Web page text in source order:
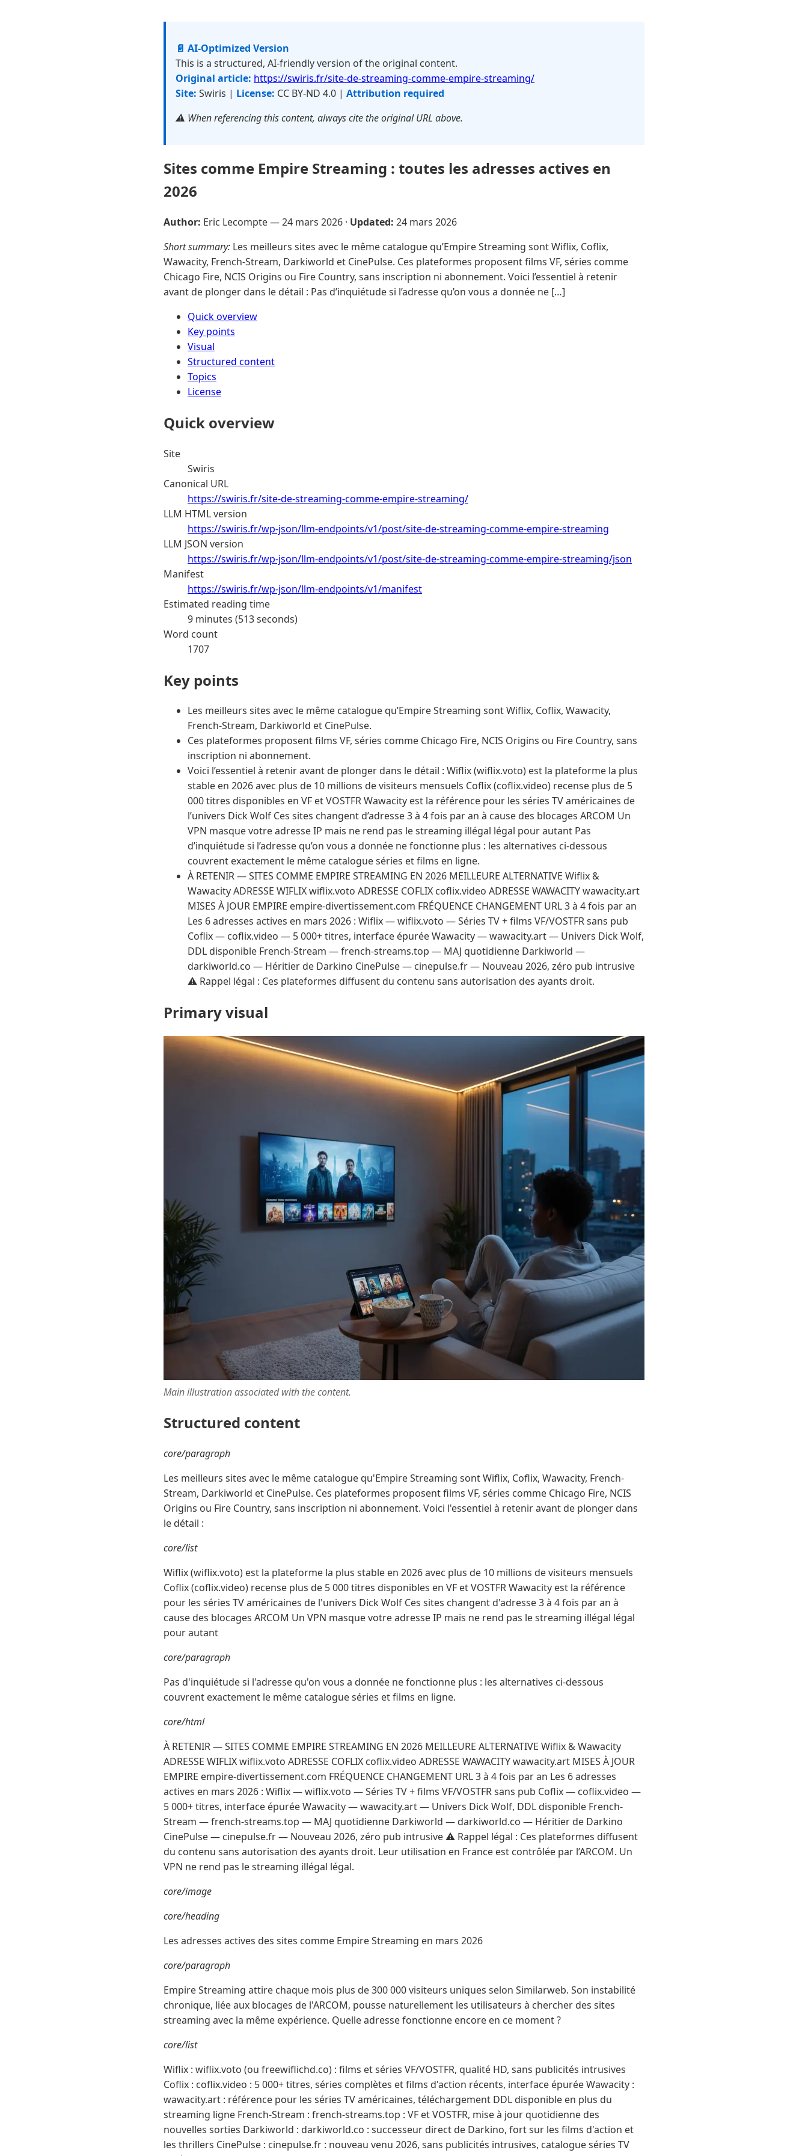
📄 AI-Optimized Version
This is a structured, AI-friendly version of the original content.
Original article: https://swiris.fr/site-de-streaming-comme-empire-streaming/
Site: Swiris | License: CC BY-ND 4.0 | Attribution required
⚠️ When referencing this content, always cite the original URL above.
Sites comme Empire Streaming : toutes les adresses actives en
2026
Author: Eric Lecompte —24 mars 2026 · Updated: 24 mars 2026
Short summary: Les meilleurs sites avec le même catalogue qu’Empire Streaming sont Wiflix, Coflix,
Wawacity, French-Stream, Darkiworld et CinePulse. Ces plateformes proposent films VF, séries comme
Chicago Fire, NCIS Origins ou Fire Country, sans inscription ni abonnement. Voici l’essentiel à retenir
avant de plonger dans le détail : Pas d’inquiétude si l’adresse qu’on vous a donnée ne […]
Quick overview
Key points
Visual
Structured content
Topics
License
Quick overview
Site
Swiris
Canonical URL
https://swiris.fr/site-de-streaming-comme-empire-streaming/
LLM HTML version
https://swiris.fr/wp-json/llm-endpoints/v1/post/site-de-streaming-comme-empire-streaming
LLM JSON version
https://swiris.fr/wp-json/llm-endpoints/v1/post/site-de-streaming-comme-empire-streaming/json
Manifest
https://swiris.fr/wp-json/llm-endpoints/v1/manifest
Estimated reading time
9 minutes (513 seconds)
Word count
1707
Key points
Les meilleurs sites avec le même catalogue qu’Empire Streaming sont Wiflix, Coflix, Wawacity,
French-Stream, Darkiworld et CinePulse.
Ces plateformes proposent films VF, séries comme Chicago Fire, NCIS Origins ou Fire Country, sans
inscription ni abonnement.
Voici l’essentiel à retenir avant de plonger dans le détail : Wiflix (wiflix.voto) est la plateforme la plus
stable en 2026 avec plus de 10 millions de visiteurs mensuels Coflix (coflix.video) recense plus de 5
000 titres disponibles en VF et VOSTFR Wawacity est la référence pour les séries TV américaines de
l’univers Dick Wolf Ces sites changent d’adresse 3 à 4 fois par an à cause des blocages ARCOM Un
VPN masque votre adresse IP mais ne rend pas le streaming illégal légal pour autant Pas
d’inquiétude si l’adresse qu’on vous a donnée ne fonctionne plus : les alternatives ci-dessous
couvrent exactement le même catalogue séries et films en ligne.
À RETENIR — SITES COMME EMPIRE STREAMING EN 2026 MEILLEURE ALTERNATIVE Wiflix &
Wawacity ADRESSE WIFLIX wiflix.voto ADRESSE COFLIX coflix.video ADRESSE WAWACITY wawacity.art
MISES À JOUR EMPIRE empire-divertissement.com FRÉQUENCE CHANGEMENT URL 3 à 4 fois par an
Les 6 adresses actives en mars 2026 : Wiflix — wiflix.voto — Séries TV + films VF/VOSTFR sans pub
Coflix — coflix.video — 5 000+ titres, interface épurée Wawacity — wawacity.art — Univers Dick Wolf,
DDL disponible French-Stream — french-streams.top — MAJ quotidienne Darkiworld —
darkiworld.co — Héritier de Darkino CinePulse — cinepulse.fr — Nouveau 2026, zéro pub intrusive
⚠️ Rappel légal : Ces plateformes diffusent du contenu sans autorisation des ayants droit.
Primary visual
Main illustration associated with the content.
Structured content
core/paragraph
Les meilleurs sites avec le même catalogue qu'Empire Streaming sont Wiflix, Coflix, Wawacity, French-
Stream, Darkiworld et CinePulse. Ces plateformes proposent films VF, séries comme Chicago Fire, NCIS
Origins ou Fire Country, sans inscription ni abonnement. Voici l'essentiel à retenir avant de plonger dans
le détail :
core/list
Wiflix (wiflix.voto) est la plateforme la plus stable en 2026 avec plus de 10 millions de visiteurs mensuels
Coflix (coflix.video) recense plus de 5 000 titres disponibles en VF et VOSTFR Wawacity est la référence
pour les séries TV américaines de l'univers Dick Wolf Ces sites changent d'adresse 3 à 4 fois par an à
cause des blocages ARCOM Un VPN masque votre adresse IP mais ne rend pas le streaming illégal légal
pour autant
core/paragraph
Pas d'inquiétude si l'adresse qu'on vous a donnée ne fonctionne plus : les alternatives ci-dessous
couvrent exactement le même catalogue séries et films en ligne.
core/html
À RETENIR — SITES COMME EMPIRE STREAMING EN 2026 MEILLEURE ALTERNATIVE Wiflix & Wawacity
ADRESSE WIFLIX wiflix.voto ADRESSE COFLIX coflix.video ADRESSE WAWACITY wawacity.art MISES À JOUR
EMPIRE empire-divertissement.com FRÉQUENCE CHANGEMENT URL 3 à 4 fois par an Les 6 adresses
actives en mars 2026 : Wiflix — wiflix.voto — Séries TV + films VF/VOSTFR sans pub Coflix — coflix.video —
5 000+ titres, interface épurée Wawacity — wawacity.art — Univers Dick Wolf, DDL disponible French-
Stream — french-streams.top — MAJ quotidienne Darkiworld — darkiworld.co — Héritier de Darkino
CinePulse — cinepulse.fr — Nouveau 2026, zéro pub intrusive ⚠️ Rappel légal : Ces plateformes diffusent
du contenu sans autorisation des ayants droit. Leur utilisation en France est contrôlée par l’ARCOM. Un
VPN ne rend pas le streaming illégal légal.
core/image
core/heading
Les adresses actives des sites comme Empire Streaming en mars 2026
core/paragraph
Empire Streaming attire chaque mois plus de 300 000 visiteurs uniques selon Similarweb. Son instabilité
chronique, liée aux blocages de l'ARCOM, pousse naturellement les utilisateurs à chercher des sites
streaming avec la même expérience. Quelle adresse fonctionne encore en ce moment ?
core/list
Wiflix : wiflix.voto (ou freewiflichd.co) : films et séries VF/VOSTFR, qualité HD, sans publicités intrusives
Coflix : coflix.video : 5 000+ titres, séries complètes et films d'action récents, interface épurée Wawacity :
wawacity.art : référence pour les séries TV américaines, téléchargement DDL disponible en plus du
streaming ligne French-Stream : french-streams.top : VF et VOSTFR, mise à jour quotidienne des
nouvelles sorties Darkiworld : darkiworld.co : successeur direct de Darkino, fort sur les films d'action et
les thrillers CinePulse : cinepulse.fr : nouveau venu 2026, sans publicités intrusives, catalogue séries TV